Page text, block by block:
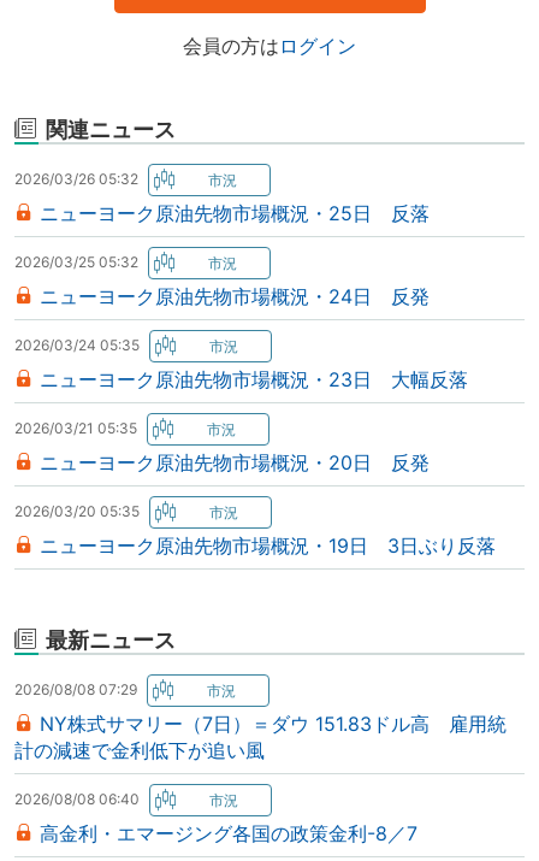
会員の方は ログイン
関連ニュース
2026/03/26 05:32
ニューヨーク原油先物市場概況・25日 反落
2026/03/25 05:32
ニューヨーク原油先物市場概況・24日 反発
2026/03/24 05:35
ニューヨーク原油先物市場概況・23日 大幅反落
2026/03/21 05:35
ニューヨーク原油先物市場概況・20日 反発
2026/03/20 05:35
ニューヨーク原油先物市場概況・19日 3日ぶり反落
最新ニュース
2026/08/08 07:29
NY株式サマリー（7日）＝ダウ 151.83ドル高 雇用統
計の減速で金利低下が追い風
2026/08/08 06:40
高金利・エマージング各国の政策金利-8／7